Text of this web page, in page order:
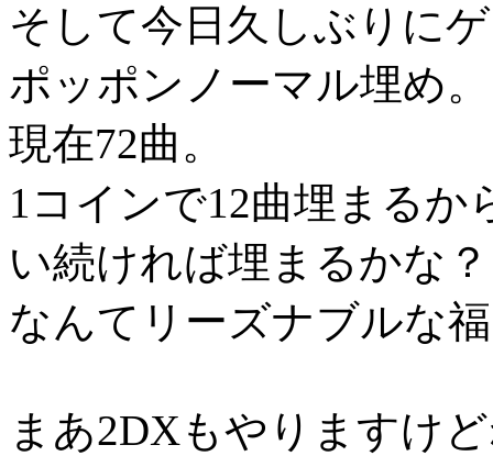
そして今日久しぶりに
ポッポンノーマル埋め。
現在72曲。
1コインで12曲埋まるか
い続ければ埋まるかな？
なんてリーズナブルな
まあ2DXもやりますけ